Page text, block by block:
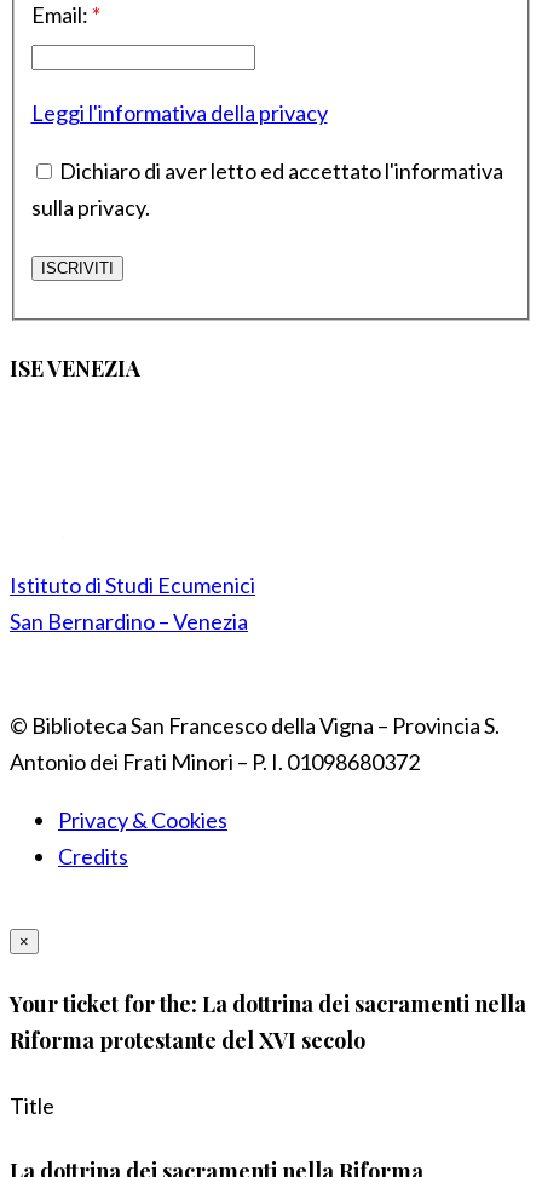
Email: *
Leggi l'informativa della privacy
Dichiaro di aver letto ed accettato l'informativa
sulla privacy.
ISE VENEZIA
Istituto di Studi Ecumenici
San Bernardino – Venezia
© Biblioteca San Francesco della Vigna – Provincia S.
Antonio dei Frati Minori – P. I. 01098680372
Privacy & Cookies
Credits
×
Your ticket for the: La dottrina dei sacramenti nella
Riforma protestante del XVI secolo
Title
La dottrina dei sacramenti nella Riforma